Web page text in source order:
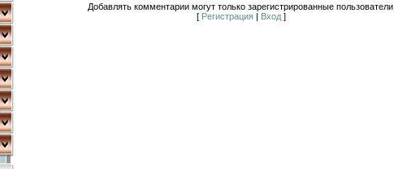
Добавлять комментарии могут только зарегистрированные пользователи.
[ Регистрация | Вход ]